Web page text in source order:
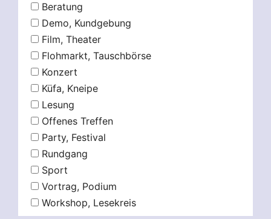
Beratung
Demo, Kundgebung
Film, Theater
Flohmarkt, Tauschbörse
Konzert
Küfa, Kneipe
Lesung
Offenes Treffen
Party, Festival
Rundgang
Sport
Vortrag, Podium
Workshop, Lesekreis